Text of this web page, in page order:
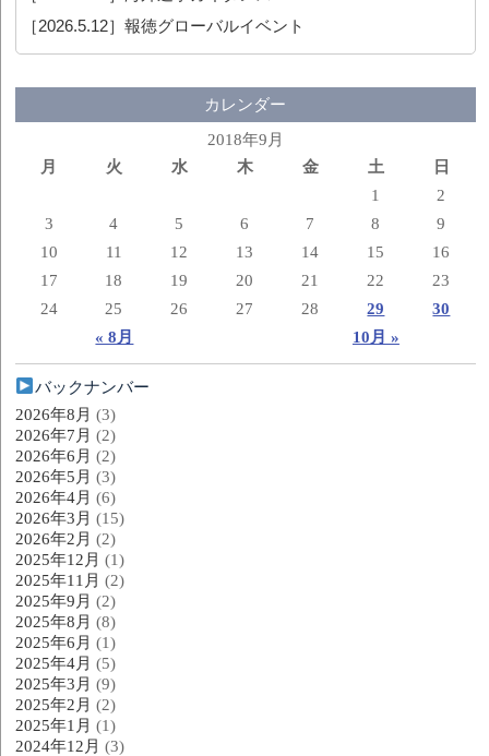
［2026.5.12］報徳グローバルイベント
カレンダー
2018年9月
月
火 水 木 金 土 日
« 8月 10月 »
1
2
3
4 5 6 7 8
9
10
11 12 13 14 15
16
17
18 19 20 21 22
23
24
25 26 27 28 29 30
バックナンバー
2026年8月 (3)
2026年7月 (2)
2026年6月 (2)
2026年5月 (3)
2026年4月 (6)
2026年3月 (15)
2026年2月 (2)
2025年12月 (1)
2025年11月 (2)
2025年9月 (2)
2025年8月 (8)
2025年6月 (1)
2025年4月 (5)
2025年3月 (9)
2025年2月 (2)
2025年1月 (1)
2024年12月 (3)